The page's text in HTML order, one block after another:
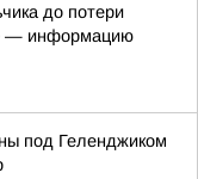
до потери
— информацию
под Геленджиком